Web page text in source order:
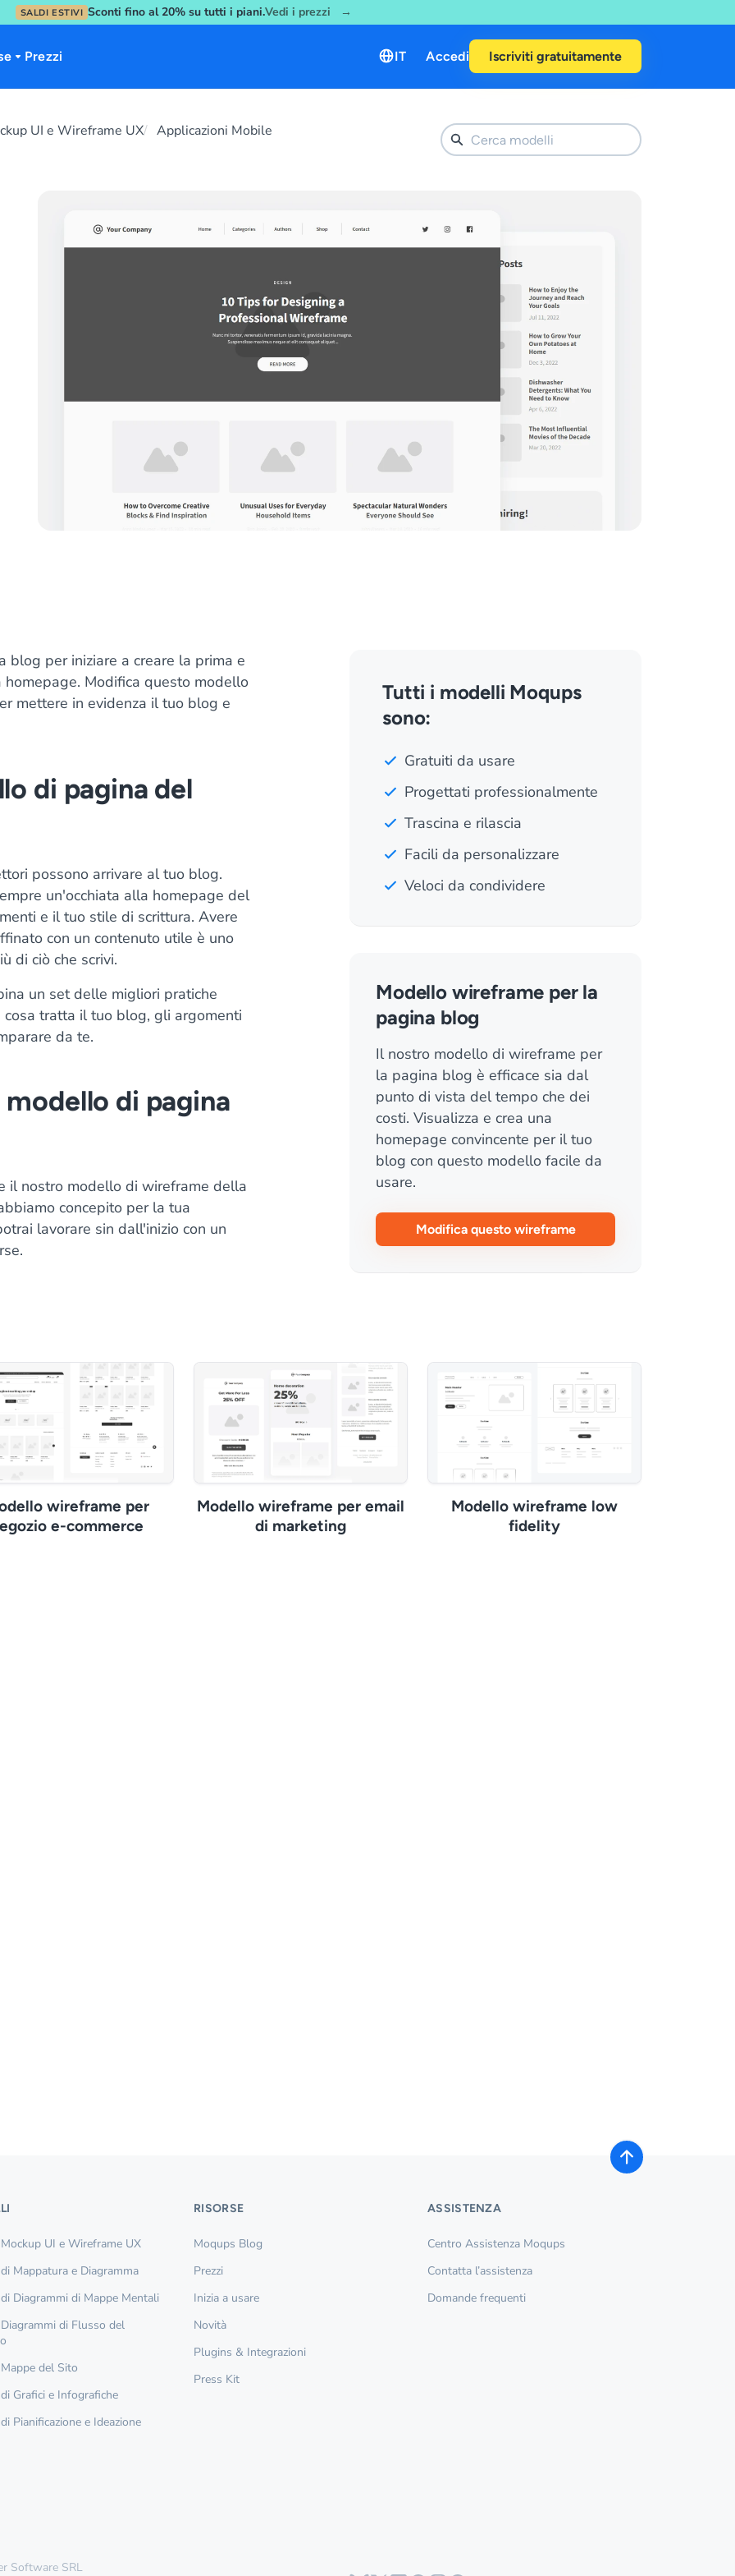
SALDI ESTIVI Sconti fino al 20% su tutti i piani.Vedi i prezzi →
Prezzi IT Accedi Iscriviti gratuitamente
UI e Wireframe UX Applicazioni Mobile
per iniziare a creare la prima e
Modifica questo modello
mettere in evidenza il tuo blog e
di pagina del
possono arrivare al tuo blog.
un'occhiata alla homepage del
e il tuo stile di scrittura. Avere
con un contenuto utile è uno
di ciò che scrivi.
un set delle migliori pratiche
tratta il tuo blog, gli argomenti
da te.
di pagina
il nostro modello di wireframe della
concepito per la tua
lavorare sin dall'inizio con un
Tutti i modelli Moqups
sono:
Gratuiti da usare
Progettati professionalmente
Trascina e rilascia
Facili da personalizzare
Veloci da condividere
Modello wireframe per la
pagina blog
Il nostro modello di wireframe per
la pagina blog è efficace sia dal
punto di vista del tempo che dei
costi. Visualizza e crea una
homepage convincente per il tuo
blog con questo modello facile da
usare.
Modifica questo wireframe
wireframe per
e-commerce
Modello wireframe per email
di marketing
Modello wireframe low
fidelity
UI e Wireframe UX
Mappatura e Diagramma
Diagrammi di Mappe Mentali
di Flusso del
del Sito
Grafici e Infografiche
Pianificazione e Ideazione
RISORSE
Moqups Blog
Prezzi
Inizia a usare
Novità
Plugins & Integrazioni
Press Kit
ASSISTENZA
Centro Assistenza Moqups
Contatta l’assistenza
Domande frequenti
Software SRL